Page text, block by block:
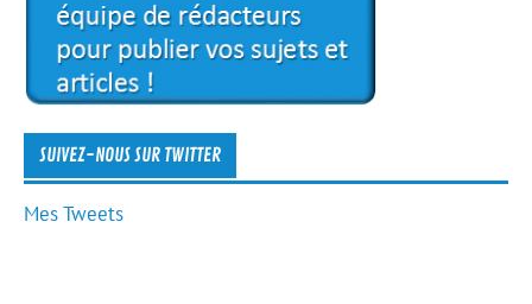
SUIVEZ-NOUS SUR TWITTER
Mes Tweets